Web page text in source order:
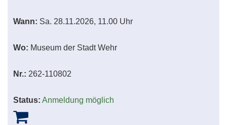
Wann: Sa. 28.11.2026, 11.00 Uhr
Wo: Museum der Stadt Wehr
Nr.: 262-110802
Status: Anmeldung möglich